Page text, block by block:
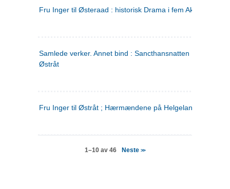
Fru Inger til Østeraad : historisk Drama i fem Akter
Samlede verker. Annet bind : Sancthansnatten ; Fru Inger
Østråt
Fru Inger til Østråt ; Hærmændene på Helgeland
1–10 av 46 Neste>>